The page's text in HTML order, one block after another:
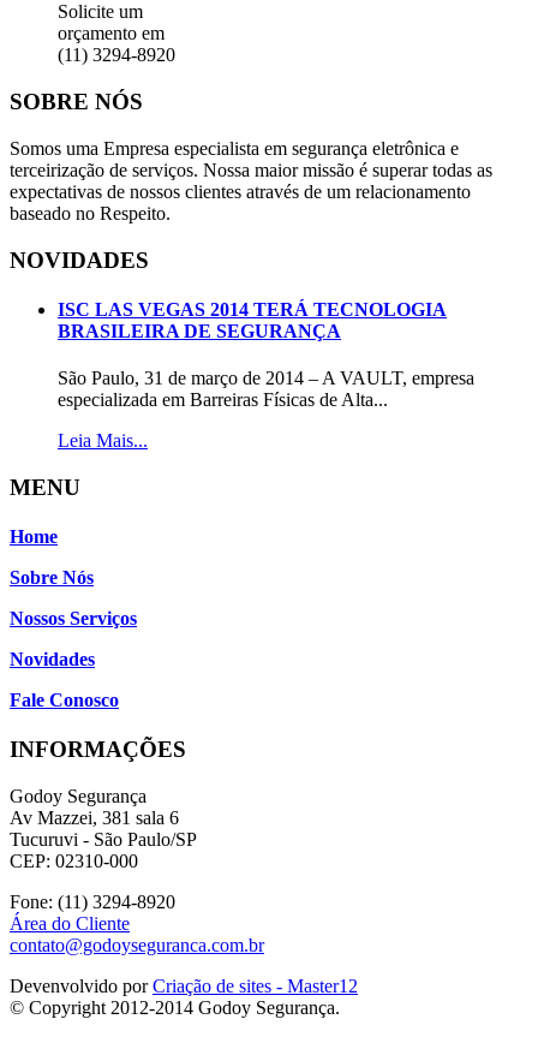
Solicite um
orçamento em
(11) 3294-8920
SOBRE NÓS
Somos uma Empresa especialista em segurança eletrônica e
terceirização de serviços. Nossa maior missão é superar todas as
expectativas de nossos clientes através de um relacionamento
baseado no Respeito.
NOVIDADES
ISC LAS VEGAS 2014 TERÁ TECNOLOGIA
BRASILEIRA DE SEGURANÇA
São Paulo, 31 de março de 2014 – A VAULT, empresa
especializada em Barreiras Físicas de Alta...
Leia Mais...
MENU
Home
Sobre Nós
Nossos Serviços
Novidades
Fale Conosco
INFORMAÇÕES
Godoy Segurança
Av Mazzei, 381 sala 6
Tucuruvi - São Paulo/SP
CEP: 02310-000
Fone: (11) 3294-8920
Área do Cliente
contato@godoyseguranca.com.br
Devenvolvido porCriação de sites - Master12
© Copyright 2012-2014 Godoy Segurança.